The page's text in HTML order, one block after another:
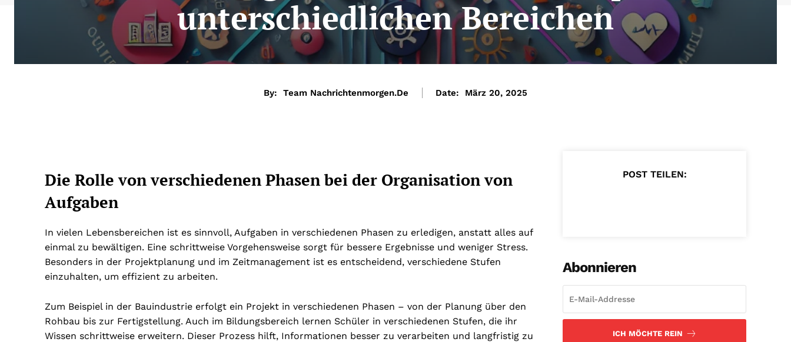
unterschiedlichen Bereichen
By: Team Nachrichtenmorgen.de Date: März 20, 2025
Die Rolle von verschiedenen Phasen bei der Organisation von
Aufgaben
In vielen Lebensbereichen ist es sinnvoll, Aufgaben in verschiedenen Phasen zu erledigen, anstatt alles auf
einmal zu bewältigen. Eine schrittweise Vorgehensweise sorgt für bessere Ergebnisse und weniger Stress.
Besonders in der Projektplanung und im Zeitmanagement ist es entscheidend, verschiedene Stufen
einzuhalten, um effizient zu arbeiten.
Zum Beispiel in der Bauindustrie erfolgt ein Projekt in verschiedenen Phasen – von der Planung über den
Rohbau bis zur Fertigstellung. Auch im Bildungsbereich lernen Schüler in verschiedenen Stufen, die ihr
Wissen schrittweise erweitern. Dieser Prozess hilft, Informationen besser zu verarbeiten und langfristig zu
POST TEILEN:
Abonnieren
ICH MÖCHTE REIN